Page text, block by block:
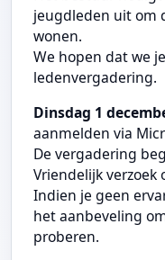
jeugdleden uit om
wonen.
We hopen dat we
ledenvergadering.
Dinsdag 1
aanmelden via
De vergadering
Vriendelijk
Indien je geen
het aanbeveling
proberen.